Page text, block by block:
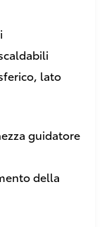
lato
guidatore
della